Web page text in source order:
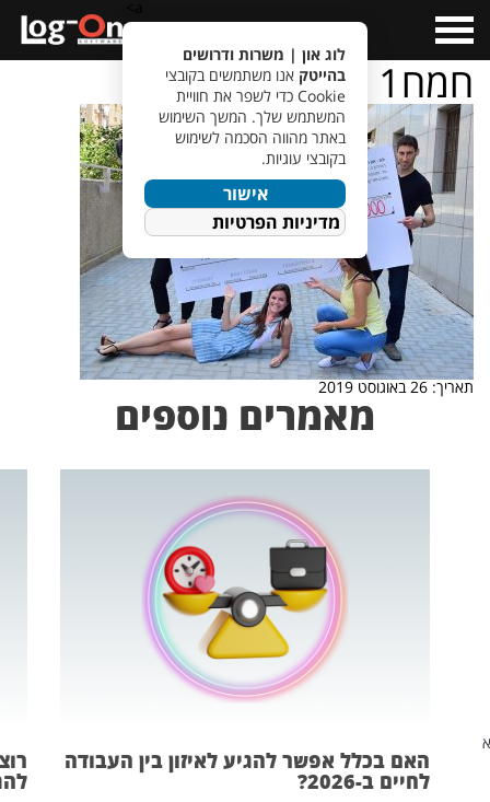
Menu
חמח1
תאריך: 26 באוגוסט 2019
מאמרים נוספים
האם בכלל אפשר להגיע לאיזון בין העבודה
לחיים ב-2026?
לוג און | משרות ודרושים
בהייטק אנו משתמשים בקובצי
Cookie כדי לשפר את חוויית
המשתמש שלך. המשך השימוש
באתר מהווה הסכמה לשימוש
בקובצי עוגיות.
אישור
מדיניות הפרטיות